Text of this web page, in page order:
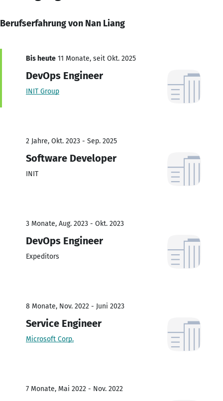
Berufserfahrung von Nan Liang
Bis heute 11 Monate, seit Okt. 2025
DevOps Engineer
INIT Group
2 Jahre, Okt. 2023 - Sep. 2025
Software Developer
INIT
3 Monate, Aug. 2023 - Okt. 2023
DevOps Engineer
Expeditors
8 Monate, Nov. 2022 - Juni 2023
Service Engineer
Microsoft Corp.
7 Monate, Mai 2022 - Nov. 2022